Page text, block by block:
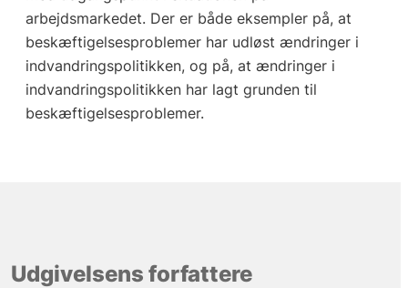
arbejdsmarkedet. Der er både eksempler på, at
beskæftigelsesproblemer har udløst ændringer i
indvandringspolitikken, og på, at ændringer i
indvandringspolitikken har lagt grunden til
beskæftigelsesproblemer.
Udgivelsens forfattere